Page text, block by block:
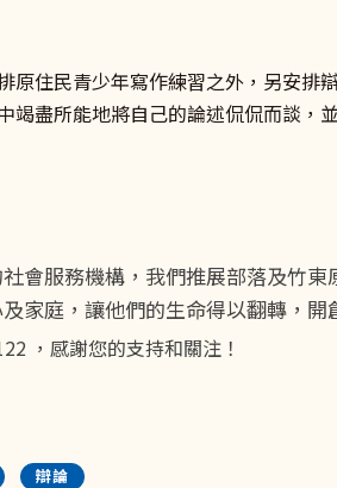
原住民青少年寫作練習之外，另安排
竭盡所能地將自己的論述侃侃而談
會服務機構，我們推展部落及竹
家庭，讓他們的生命得以翻轉，開
，感謝您的支持和關注！
辯論